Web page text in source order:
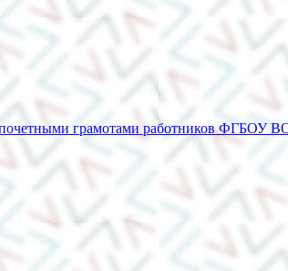
почетными грамотами работников